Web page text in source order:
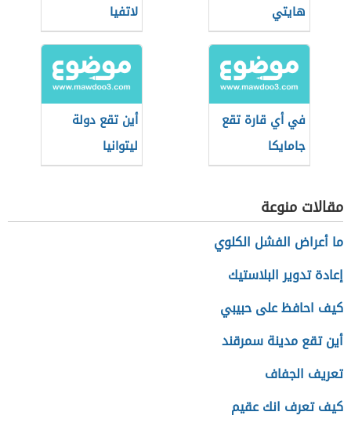
هايتي
لاتفيا
في أي قارة تقع
جامايكا
أين تقع دولة
ليتوانيا
مقالات منوعة
ما أعراض الفشل الكلوي
إعادة تدوير البلاستيك
كيف احافظ على حبيبي
أين تقع مدينة سمرقند
تعريف الجفاف
كيف تعرف انك عقيم